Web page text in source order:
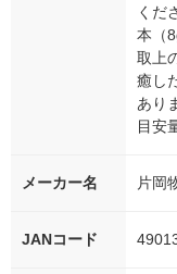
くだ
本（
取上
癒し
あり
目安
メーカー名 片岡
JANコード